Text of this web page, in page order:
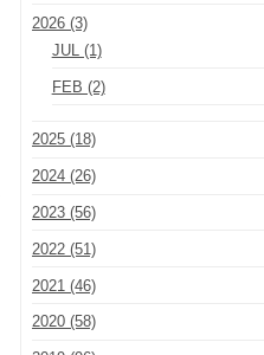
2026 (3)
JUL (1)
FEB (2)
2025 (18)
2024 (26)
2023 (56)
2022 (51)
2021 (46)
2020 (58)